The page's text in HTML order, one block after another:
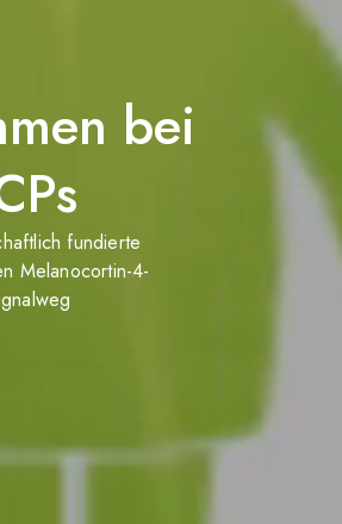
bei
fundierte
Melanocortin-4-